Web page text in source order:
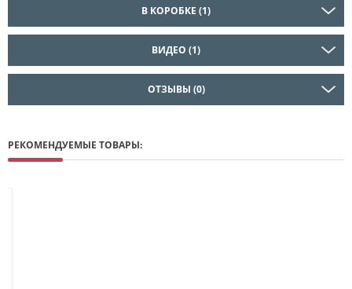
В КОРОБКЕ (1)
ВИДЕО (1)
ОТЗЫВЫ (0)
РЕКОМЕНДУЕМЫЕ ТОВАРЫ: